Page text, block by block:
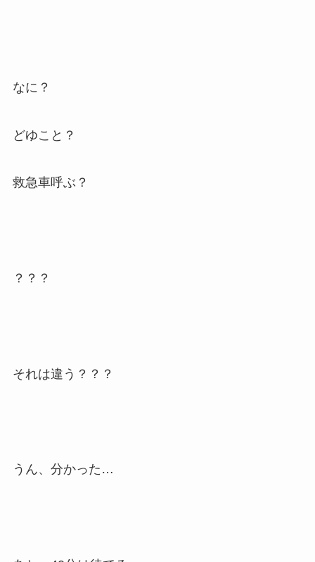
なに？
どゆこと？
救急車呼ぶ？
？？？
それは違う？？？
うん、分かった…